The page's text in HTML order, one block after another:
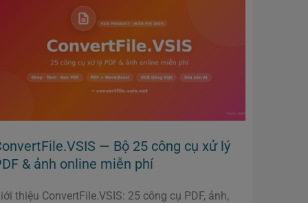
— Bộ 25 công cụ xử lý
& ảnh online miễn phí
thiệu ConvertFile.VSIS: 25 công cụ PDF, ảnh,